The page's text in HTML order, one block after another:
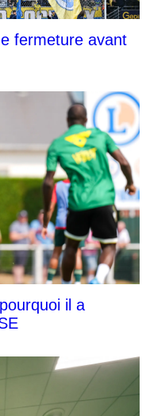
fermeture avant
il a